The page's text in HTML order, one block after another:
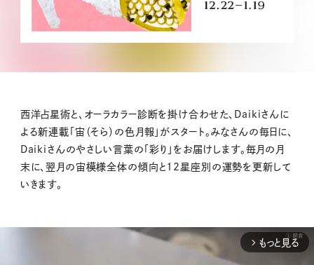
西洋占星術と、オーラカラー診断を掛け合わせた、Daikiさんに
よる新連載「宙（そら）の色月報」がスタート。みなさんの毎日に、
Daikiさんのやさしい言葉の「彩り」をお届けします。毎月の月
末に、翌月の宙模様全体の傾向と12星座別の運勢を更新して
いきます。
arrow_forward_ios もっと見る